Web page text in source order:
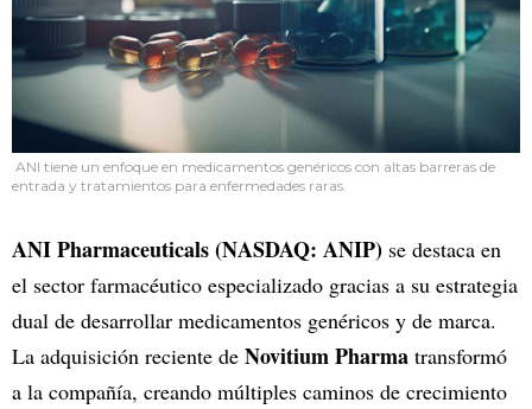
ANI tiene un enfoque en medicamentos genéricos con altas barreras de
entrada y tratamientos para enfermedades raras.
ANI Pharmaceuticals (NASDAQ: ANIP) se destaca en
el sector farmacéutico especializado gracias a su estrategia
dual de desarrollar medicamentos genéricos y de marca.
La adquisición reciente de Novitium Pharma transformó
a la compañía, creando múltiples caminos de crecimiento